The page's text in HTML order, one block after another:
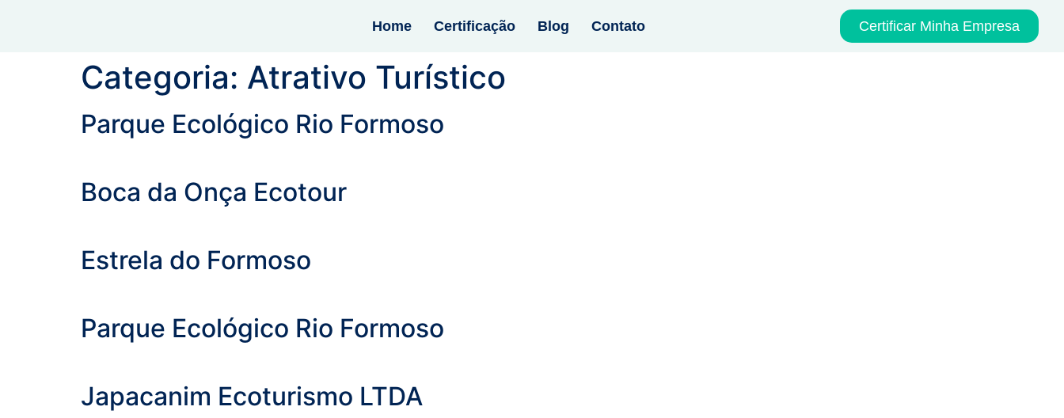
Home Certificação Blog Contato Certificar Minha Empresa
Categoria: Atrativo Turístico
Parque Ecológico Rio Formoso
Boca da Onça Ecotour
Estrela do Formoso
Parque Ecológico Rio Formoso
Japacanim Ecoturismo LTDA